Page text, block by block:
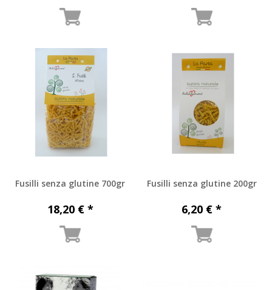
Fusilli senza glutine 700gr
18,20 € *
Fusilli senza glutine 200gr
6,20 € *